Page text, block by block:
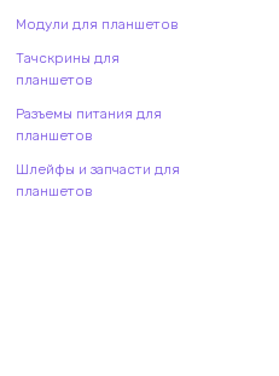
Модули для планшетов
Тачскрины для
планшетов
Разъемы питания для
планшетов
Шлейфы и запчасти для
планшетов